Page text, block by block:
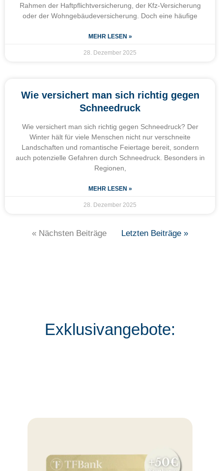
Rahmen der Haftpflichtversicherung, der Kfz-Versicherung
oder der Wohngebäudeversicherung. Doch eine häufige
MEHR LESEN »
28. Dezember 2025
Wie versichert man sich richtig gegen
Schneedruck
Wie versichert man sich richtig gegen Schneedruck? Der
Winter hält für viele Menschen nicht nur verschneite
Landschaften und romantische Feiertage bereit, sondern
auch potenzielle Gefahren durch Schneedruck. Besonders in
Regionen,
MEHR LESEN »
28. Dezember 2025
« Nächsten Beiträge Letzten Beiträge »
Exklusivangebote: